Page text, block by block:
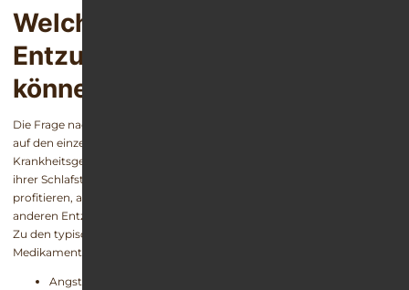
Welche Zolpidem-
Entzugserscheinungen
können auftreten?
Die Frage nach den Entzugserscheinungen muss immer in Hinblick
auf den einzelnen Patienten und seine individuelle
Krankheitsgeschichte beantwortet werden. Patienten, die wegen
ihrer Schlafstörung zwar seit längerer Zeit von der Zolpidem-Wirkung
profitieren, aber täglich nur wenige mg einnehmen, leiden oft unter
anderen Entzugssymptomen als Patienten, die hohe Dosen nehmen.
Zu den typischen Begleiterscheinungen beim Absetzen der
Medikamente gehören:
Angst- und Panikschübe